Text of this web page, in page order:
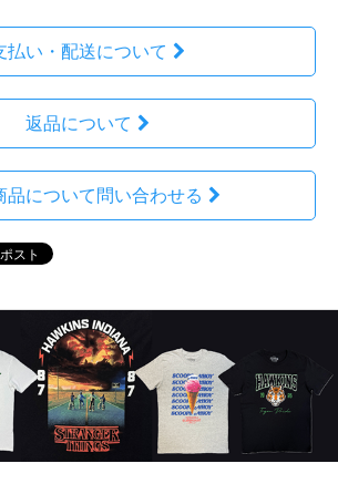
払い・配送について
返品について
品について問い合わせる